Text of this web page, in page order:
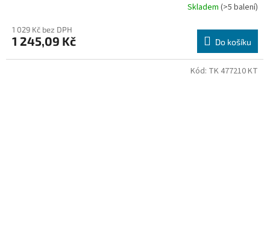
Skladem (>5 balení)
1 029 Kč bez DPH
1 245,09 Kč Do košíku
Kód: TK 477210 KT